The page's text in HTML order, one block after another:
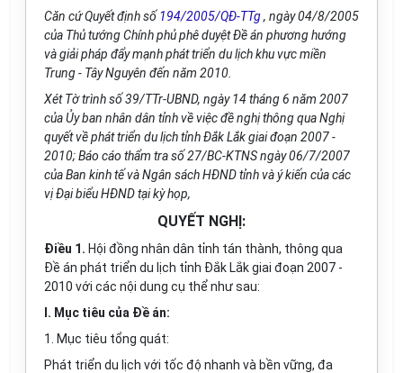
Căn cứ Quyết định số 194/2005/QĐ-TTg, ngày 04/8/2005
của Thủ tướng Chính phủ phê duyệt Đề án phương hướng
và giải pháp đẩy mạnh phát triển du lịch khu vực miền
Trung - Tây Nguyên đến năm 2010.
Xét Tờtrình số 39/TTr-UBND, ngày 14 tháng 6 năm 2007
của Ủy ban nhân dân tỉnh về việc đề nghị thông qua Nghị
quyết về phát triển du lịch tỉnh Đắk Lắk giai đoạn 2007 -
2010; Báo cáo thẩm tra số 27/BC-KTNS ngày 06/7/2007
của Ban kinh tế và Ngân sách HĐND tỉnh và ý kiến của các
vị Đại biểu HĐND tạikỳhọp,
QUYẾT NGHỊ:
Điều 1. Hội đồng nhân dân tỉnh tán thành, thông qua
Đề án phát triển du lịch tỉnh Đắk Lắk giai đoạn 2007 -
2010 với các nội dung cụ thể như sau:
I. Mục tiêu của Đề án:
1. Mục tiêu tổng quát:
Phát triển du lịch với tốc độ nhanh và bền vững, đa